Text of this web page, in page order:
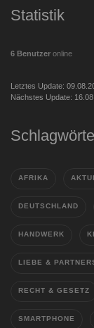
Statistik
6 Benutzer online
Letztes Update:
Nächstes Update:
AFRIKA
DEUTSCHLAND
HANDWERK
LIEBE &
RECHT & GESETZ
SMARTPHONE